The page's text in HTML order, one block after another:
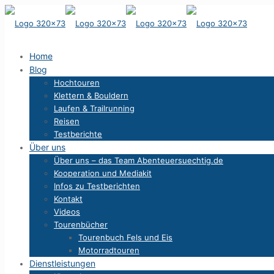
Home
Blog
Hochtouren
Klettern & Bouldern
Laufen & Trailrunning
Reisen
Testberichte
Über uns
Über uns – das Team Abenteuersuechtig.de
Kooperation und Mediakit
Infos zu Testberichten
Kontakt
Videos
Tourenbücher
Tourenbuch Fels und Eis
Motorradtouren
Dienstleistungen